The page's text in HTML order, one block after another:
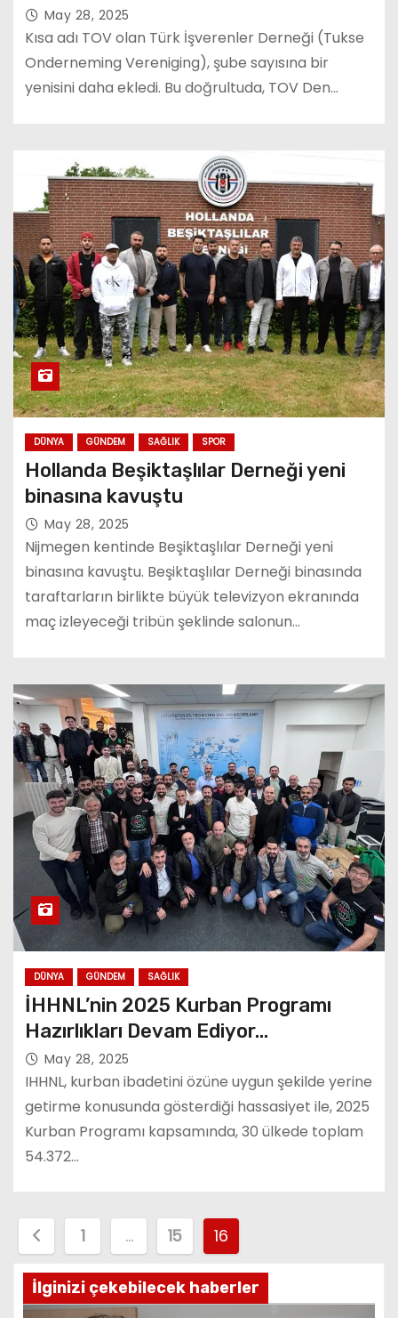
May 28, 2025
Kısa adı TOV olan Türk İşverenler Derneği (Tukse
Onderneming Vereniging), şube sayısına bir
yenisini daha ekledi. Bu doğrultuda, TOV Den…
DÜNYA GÜNDEM SAĞLIK SPOR
Hollanda Beşiktaşlılar Derneği yeni
binasına kavuştu
May 28, 2025
Nijmegen kentinde Beşiktaşlılar Derneği yeni
binasına kavuştu. Beşiktaşlılar Derneği binasında
taraftarların birlikte büyük televizyon ekranında
maç izleyeceği tribün şeklinde salonun…
DÜNYA GÜNDEM SAĞLIK
İHHNL’nin 2025 Kurban Programı
Hazırlıkları Devam Ediyor…
May 28, 2025
IHHNL, kurban ibadetini özüne uygun şekilde yerine
getirme konusunda gösterdiği hassasiyet ile, 2025
Kurban Programı kapsamında, 30 ülkede toplam
54.372…
o
s
1 … 15 16
İlginizi çekebilecek haberler